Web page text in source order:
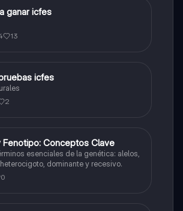
ganar icfes
13
icfes
2
Fenotipo: Conceptos Clave
esenciales de la genética: alelos,
dominante y recesivo.
0